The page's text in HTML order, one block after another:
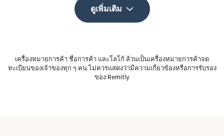
ดูเพิ่มเติม
เครื่องหมายการค้า ชื่อการค้า และโลโก้ ล้วนเป็นเครื่องหมายการค้าจด
ทะเบียนของเจ้าของทุก ๆ คน ไม่ควรแสดงว่ามีความเกี่ยวข้องหรือการรับรอง
ของ Remitly